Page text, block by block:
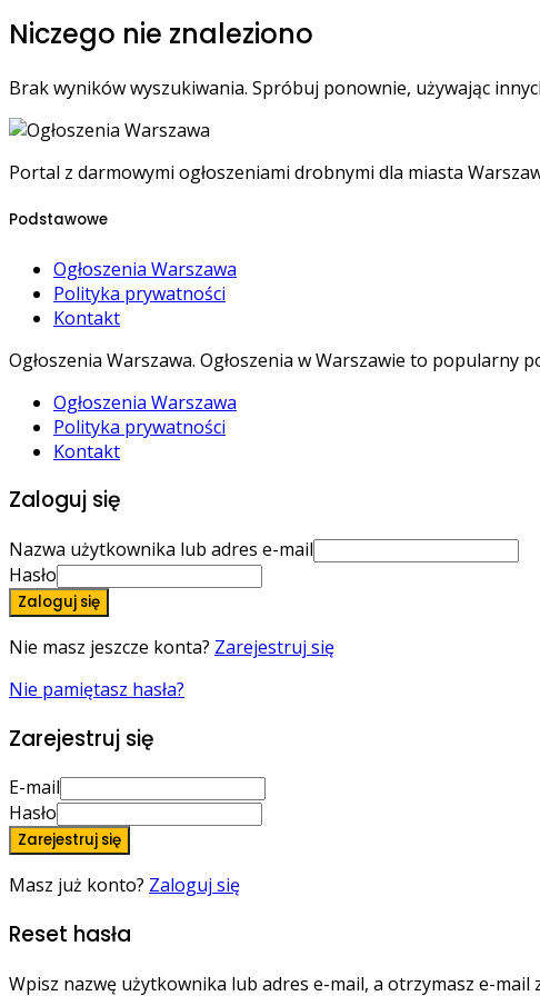
Niczego nie znaleziono
Brak wyników wyszukiwania. Spróbuj ponownie, używając
Portal z darmowymi ogłoszeniami drobnymi dla miasta
Podstawowe
Ogłoszenia Warszawa
Polityka prywatności
Kontakt
Ogłoszenia Warszawa. Ogłoszenia w Warszawie to popularny
Ogłoszenia Warszawa
Polityka prywatności
Kontakt
Zaloguj się
Nazwa użytkownika lub adres e-mail
Hasło
Zaloguj się
Nie masz jeszcze konta? Zarejestruj się
Nie pamiętasz hasła?
Zarejestruj się
E-mail
Hasło
Zarejestruj się
Masz już konto? Zaloguj się
Reset hasła
Wpisz nazwę użytkownika lub adres e-mail, a otrzymasz e-mail